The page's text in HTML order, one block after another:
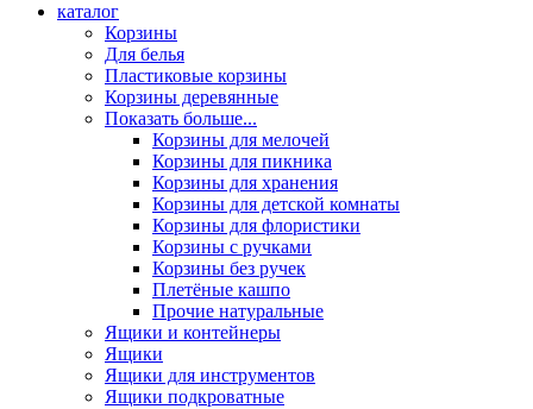
каталог
Корзины
Для белья
Пластиковые корзины
Корзины деревянные
Показать больше...
Корзины для мелочей
Корзины для пикника
Корзины для хранения
Корзины для детской комнаты
Корзины для флористики
Корзины с ручками
Корзины без ручек
Плетёные кашпо
Прочие натуральные
Ящики и контейнеры
Ящики
Ящики для инструментов
Ящики подкроватные